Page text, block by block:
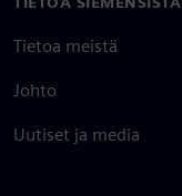
Tietoa meistä
Johto
Uutiset ja media